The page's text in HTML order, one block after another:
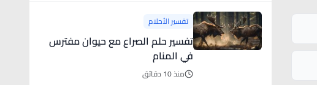
تفسير الأحلام
تفسير حلم الصراع مع حيوان مفترس
في المنام
منذ 10 دقائق